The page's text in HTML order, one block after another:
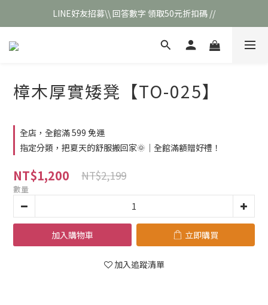
\\新會員註冊// 贈100元購物金❣️
LINE好友招募\\ 回答數字 領取50元折扣碼 //
\\新會員註冊// 贈100元購物金❣️
樟木厚實矮凳【TO-025】
全店，全館滿 599 免運
指定分類，把夏天的舒服搬回家🌞｜全館滿額贈好禮！
NT$1,200 NT$2,199
數量
加入購物車 立即購買
加入追蹤清單